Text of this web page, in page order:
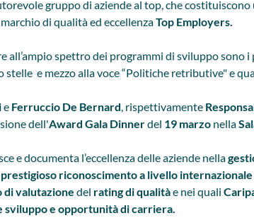
gruppo di aziende al top, che
di qualità ed eccellenzaTop Employers.
spettro dei programmi di sviluppo sono
stelle e mezzo alla voce “Politiche retributive" e
e Ferruccio De Bernard, rispettivamente
dell'Award Gala Dinnerdel 19 marzo nella
e documenta l’eccellenza delle aziende nella
prestigioso riconoscimento a livello internazionale
di valutazione del rating di qualitàe nei quali
sviluppo e opportunità di carriera.